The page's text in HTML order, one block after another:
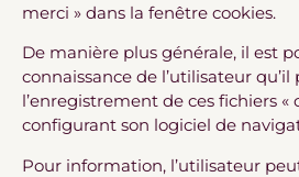
merci » dans la fenêtre cookies.
De manière plus générale, il est
connaissance de l’utilisateur qu’il
l’enregistrement de ces fichiers «
configurant son logiciel de
Pour information, l’utilisateur